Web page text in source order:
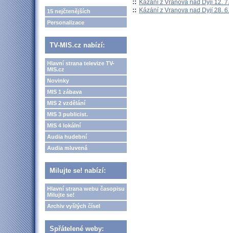
15 nejčtenějších
Personalizace
TV-MIS.cz nabízí:
Hlavní strana televize TV-
MIS.cz
Novinky
MIS 1 zábava
MIS 2 vzdělání
MIS 3 publicist.
MIS 4 lokální
Audia hudební
Audia mluvená
Milujte se! nabízí:
Hlavní strana webu časopisu
Milujte se!
Archiv vyšlých čísel
Spřátelené weby:
:: Kázání z Vranova nad Dyjí 12.
:: Kázání z Vranova nad Dyjí 28.